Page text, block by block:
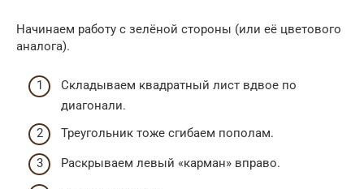
Начинаем работу с зелёной стороны (или её цветового
аналога).
Складываем квадратный лист вдвое по
диагонали.
Треугольник тоже сгибаем пополам.
Раскрываем левый «карман» вправо.